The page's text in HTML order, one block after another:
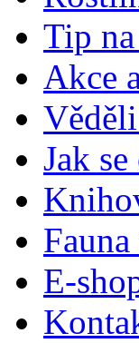
Tip
Akce
Jak
Fauna
E-